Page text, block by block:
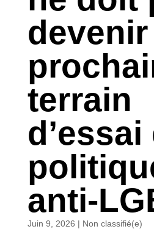
terrain
d’essai
anti-
Juin 9, 2026 | Non classifié(e)